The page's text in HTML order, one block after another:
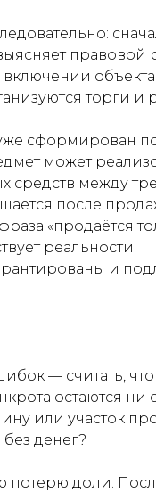
выясняет
торги и
сформирован
может
средств между
после
«продаётся
реальности.
и
— считать,
остаются ни
или участок
денег?
потерю доли.